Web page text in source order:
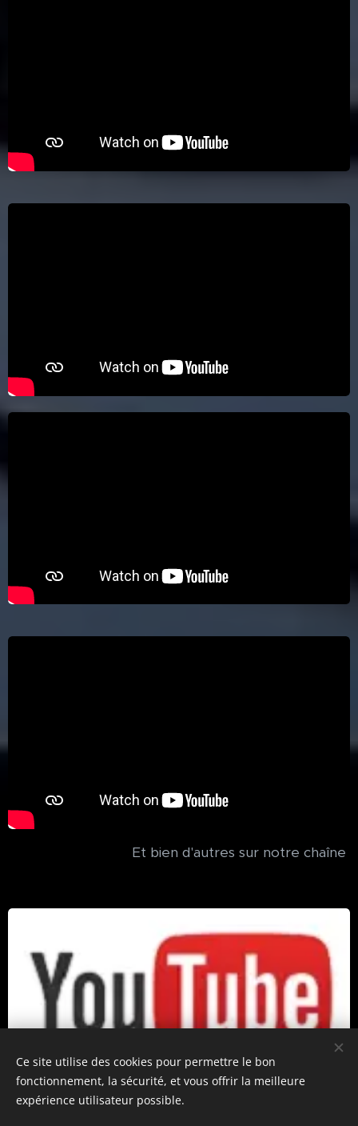
Et bien d'autres sur notre chaîne
Ce site utilise des cookies pour permettre le bon
fonctionnement, la sécurité, et vous offrir la meilleure
expérience utilisateur possible.